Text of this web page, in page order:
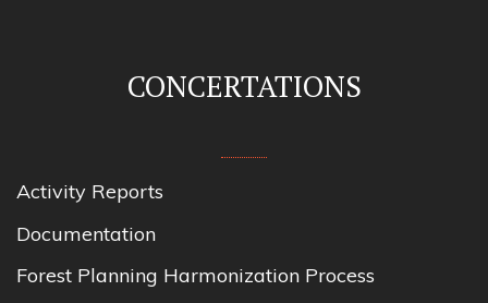
CONCERTATIONS
Activity Reports
Documentation
Forest Planning Harmonization Process